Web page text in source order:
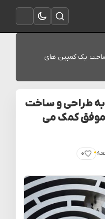
باز کردن منو
تغییر به حالت تاریک
باز کردن جستجو
ساخت یک کمپین های
به طراحی و ساخت
موفق کمک می
۰
پسندیدن